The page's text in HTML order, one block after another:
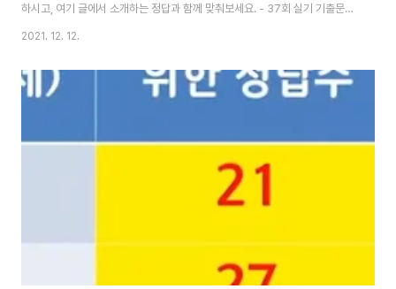
하시고, 여기 글에서 소개하는 정답과 함께 맞춰보세요. - 37회 실기 기출문제
36~50번 [클릭하세요] - 37회 실기 기출문제 51~65번 [클릭하세요] - 37
답안 36. 4 37. 4 38. 2 39. 5 40. 5 41. 3 42. 3 43. 4 44. 2 45. 2 46.
5 47. 1 48. 2 49. 1 50. 1 51. 5 52. 2 53. 3 54. 2 55. 2 56. 3 57. 4
2021. 12. 12.